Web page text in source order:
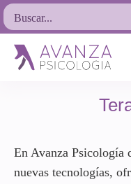
Saltar
a
navegación
Saltar
al
contenido
principal
Saltar
al
pie
Buscar...
En Avanza Psicología
nuevas tecnologías,